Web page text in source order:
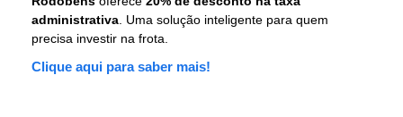
administrativa . Uma solução inteligente para quem
precisa investir na frota.
Clique aqui para saber mais!